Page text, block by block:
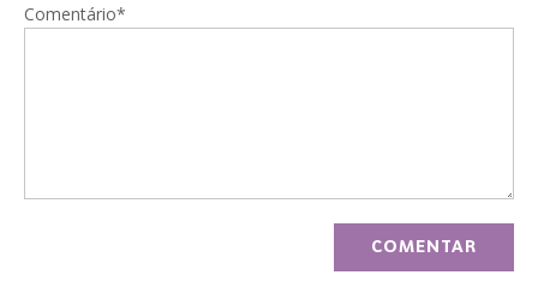
Comentário*